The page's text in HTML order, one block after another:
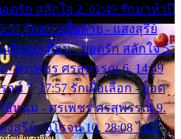
ดรัก สลักใจ 2. 02:49 รักมาห้าปี
รักสาวเสื้อลาย - แสงสุรีย์
นดินสะเทือน - ยอดรัก สลักใจ 5.
- ศรเพชร ศรสุพรรณ 6. 14:49
น์ 7. 17:57 รักเผื่อเลือก - ยอด
อ้หนุ่ม - ศรเพชร ศรสุพรรณ 9.
สุรีย์ รุ่งโรจน์ 10. 28:08 ไม่มี